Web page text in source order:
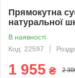
Прямокутна
натуральної
В наявності
Код: 22597
1 955 ₴ 2